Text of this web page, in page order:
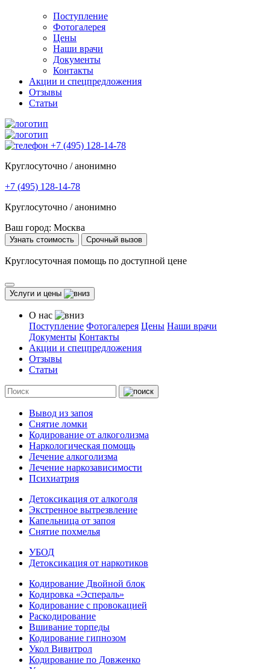
Поступление
Фотогалерея
Цены
Наши врачи
Документы
Контакты
Акции и спецпредложения
Отзывы
Статьи
+7 (495) 128-14-78
Круглосуточно / анонимно
+7 (495) 128-14-78
Круглосуточно / анонимно
Ваш город: Москва
Узнать стоимость Срочный вызов
Круглосуточная помощь по доступной цене
Услуги и цены
О нас
Поступление Фотогалерея Цены Наши врачи
Документы Контакты
Акции и спецпредложения
Отзывы
Статьи
Вывод из запоя
Снятие ломки
Кодирование от алкоголизма
Наркологическая помощь
Лечение алкоголизма
Лечение наркозависимости
Психиатрия
Детоксикация от алкоголя
Экстренное вытрезвление
Капельница от запоя
Снятие похмелья
УБОД
Детоксикация от наркотиков
Кодирование Двойной блок
Кодировка «Эспераль»
Кодирование с провокацией
Раскодирование
Вшивание торпеды
Кодирование гипнозом
Укол Вивитрол
Кодирование по Довженко